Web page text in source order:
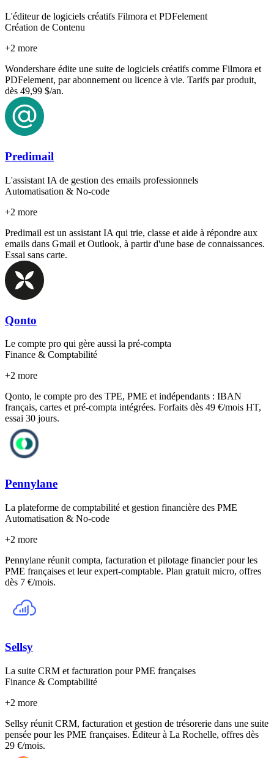
L'éditeur de logiciels créatifs Filmora et PDFelement
Création de Contenu
+2 more
Wondershare édite une suite de logiciels créatifs comme Filmora et
PDFelement, par abonnement ou licence à vie. Tarifs par produit,
dès 49,99 $/an.
Predimail
L'assistant IA de gestion des emails professionnels
Automatisation & No-code
+2 more
Predimail est un assistant IA qui trie, classe et aide à répondre aux
emails dans Gmail et Outlook, à partir d'une base de connaissances.
Essai sans carte.
Qonto
Le compte pro qui gère aussi la pré-compta
Finance & Comptabilité
+2 more
Qonto, le compte pro des TPE, PME et indépendants : IBAN
français, cartes et pré-compta intégrées. Forfaits dès 49 €/mois HT,
essai 30 jours.
Pennylane
La plateforme de comptabilité et gestion financière des PME
Automatisation & No-code
+2 more
Pennylane réunit compta, facturation et pilotage financier pour les
PME françaises et leur expert-comptable. Plan gratuit micro, offres
dès 7 €/mois.
Sellsy
La suite CRM et facturation pour PME françaises
Finance & Comptabilité
+2 more
Sellsy réunit CRM, facturation et gestion de trésorerie dans une suite
pensée pour les PME françaises. Éditeur à La Rochelle, offres dès
29 €/mois.